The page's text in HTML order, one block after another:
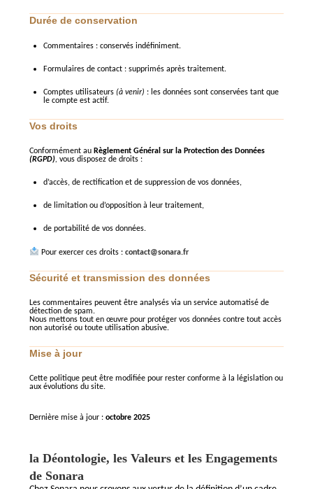
Durée de conservation
Commentaires : conservés indéfiniment.
Formulaires de contact : supprimés après traitement.
Comptes utilisateurs (à venir) : les données sont conservées tant que
le compte est actif.
Vos droits
Conformément au Règlement Général sur la Protection des Données
(RGPD), vous disposez de droits :
d’accès, de rectification et de suppression de vos données,
de limitation ou d’opposition à leur traitement,
de portabilité de vos données.
Pour exercer ces droits :contact@sonara.fr
Sécurité et transmission des données
Les commentaires peuvent être analysés via un service automatisé de
détection de spam.
Nous mettons tout en œuvre pour protéger vos données contre tout accès
non autorisé ou toute utilisation abusive.
Mise à jour
Cette politique peut être modifiée pour rester conforme à la législation ou
aux évolutions du site.
Dernière mise à jour :octobre 2025
la Déontologie, les Valeurs et les Engagements
de Sonara